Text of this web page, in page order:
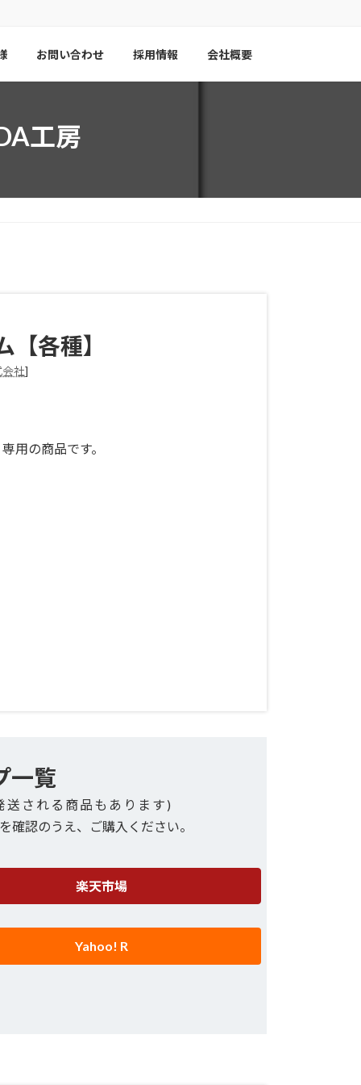
お問い合わせ 採用情報 会社概要
工房
【各種】
社]
用の商品です。
一覧
される商品もあります)
認のうえ、ご購入ください。
楽天市場
Yahoo! R